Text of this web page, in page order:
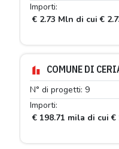
Importi:
€ 2.73 Mln di cui €
COMUNE DI
N° di progetti: 9
Importi:
€ 198.71 mila di cui €